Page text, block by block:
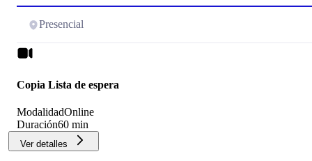
Presencial
Copia Lista de espera
ModalidadOnline
Duración60 min
Ver detalles